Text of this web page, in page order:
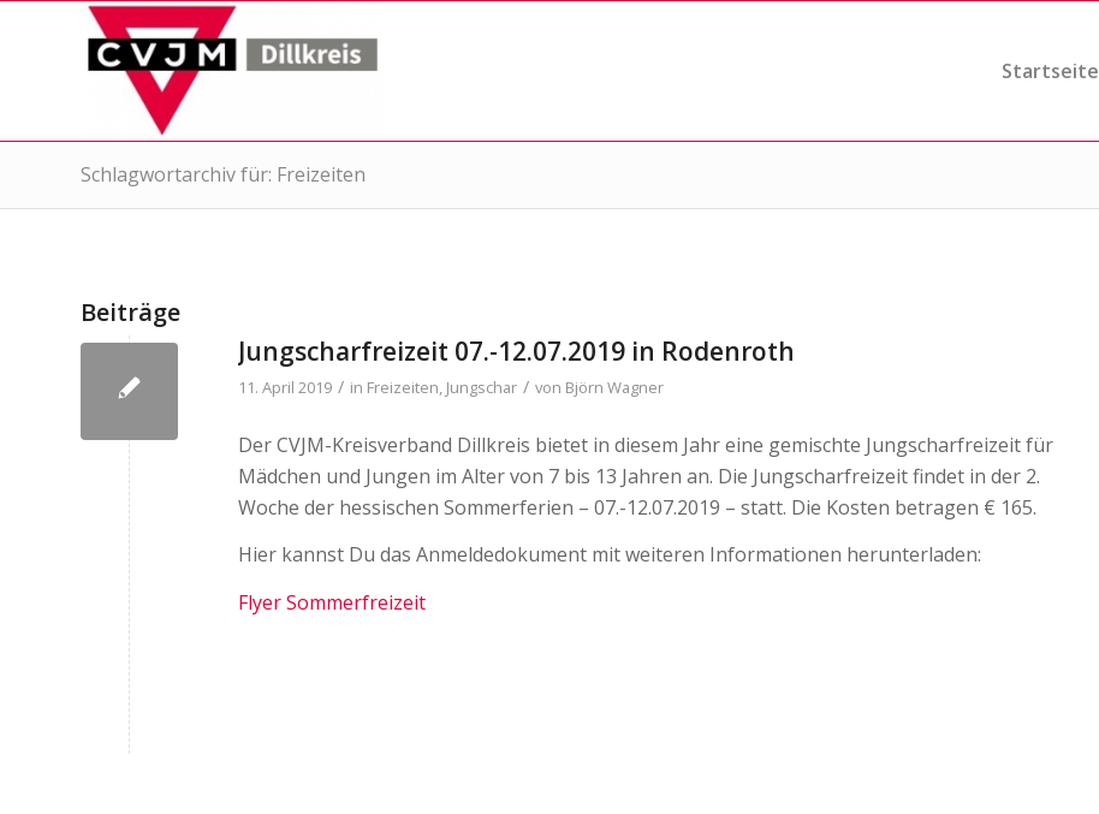
Startseite
Schlagwortarchiv für: Freizeiten
Beiträge
Jungscharfreizeit 07.-12.07.2019 in Rodenroth
11. April 2019 / in Freizeiten, Jungschar / von Björn Wagner
Der CVJM-Kreisverband Dillkreis bietet in diesem Jahr eine gemischte Jungscharfreizeit für
Mädchen und Jungen im Alter von 7 bis 13 Jahren an. Die Jungscharfreizeit findet in der 2.
Woche der hessischen Sommerferien – 07.-12.07.2019 – statt. Die Kosten betragen € 165.
Hier kannst Du das Anmeldedokument mit weiteren Informationen herunterladen:
Flyer Sommerfreizeit